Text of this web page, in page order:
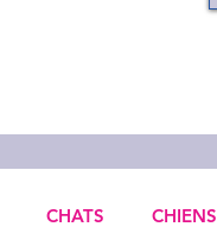
CHATS CHIENS